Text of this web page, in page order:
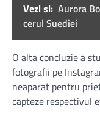
Vezi si: Aurora
cerul Suediei
O alta concluzie a
fotografii pe
neaparat pentru
capteze respectivul